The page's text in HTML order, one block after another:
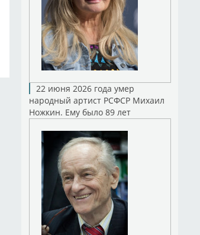
22 июня 2026 года умер
народный артист РСФСР Михаил
Ножкин. Ему было 89 лет